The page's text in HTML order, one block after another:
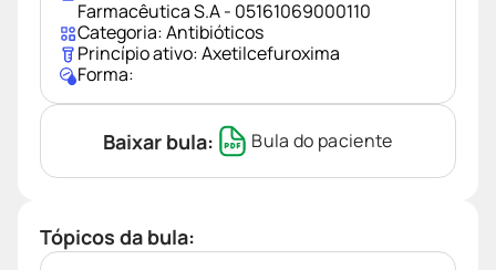
protetor solar
fralda pampers
10
Farmacêutica S.A - 05161069000110
Categoria:Antibióticos
Princípio ativo:Axetilcefuroxima
Forma:
Baixar bula: Bula do paciente
Tópicos da bula: